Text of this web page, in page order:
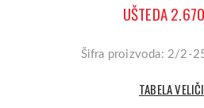
UŠTEDA
Šifra proizvoda: 2/2-
TABELA